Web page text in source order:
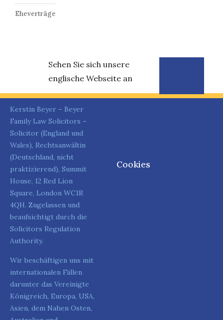
Eheverträge
Sehen Sie sich unsere
englische Webseite an
Kerstin Beyer – Beyer
Family Law Solicitors –
Solicitor (England und
Wales), Rechtsanwältin
(Deutschland, nicht
praktizierend), Summit
House, 12 Red Lion
Square, London WC1R
4QH. Zugelassen und
beaufsichtigt durch die
Solicitors Regulation
Authority.
Wir beschäftigen uns mit
internationalen Fällen
darunter das Vereinigte
Königreich, Europa, USA,
Asien, dem Nahen Osten,
Cookies